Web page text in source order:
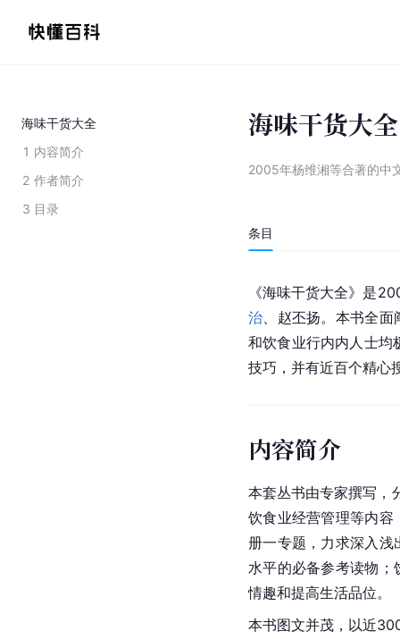
海味干货大全
1 内容简介
2 作者简介
3 目录
海味干货大全
2005年杨维湘等合著的中
条目
《海味干货大全》是
治 、赵丕扬。本书全
和饮食业行内内人士均
技巧，并有近百个精心
内容简介
本套丛书由专家撰写，
饮食业经营管理等内容
册一专题，力求深入
水平的必备参考读物
情趣和提高生活品位。
本书图文并茂，以近